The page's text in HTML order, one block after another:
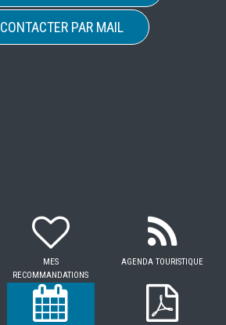
CONTACTER PAR MAIL
MES
RECOMMANDATIONS
AGENDA TOURISTIQUE